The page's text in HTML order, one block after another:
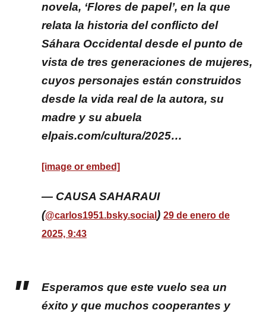
novela, ‘Flores de papel’, en la que
relata la historia del conflicto del
Sáhara Occidental desde el punto de
vista de tres generaciones de mujeres,
cuyos personajes están construidos
desde la vida real de la autora, su
madre y su abuela
elpais.com/cultura/2025…
[image or embed]
— CAUSA SAHARAUI
(@carlos1951.bsky.social ) 29 de enero de
2025, 9:43
Esperamos que este vuelo sea un
éxito y que muchos cooperantes y